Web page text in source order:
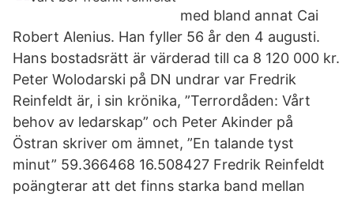
med bland annat Cai
Robert Alenius. Han fyller 56 år den 4 augusti.
Hans bostadsrätt är värderad till ca 8 120 000 kr.
Peter Wolodarski på DN undrar var Fredrik
Reinfeldt är, i sin krönika, ”Terrordåden: Vårt
behov av ledarskap” och Peter Akinder på
Östran skriver om ämnet, ”En talande tyst
minut” 59.366468 16.508427 Fredrik Reinfeldt
poängterar att det finns starka band mellan